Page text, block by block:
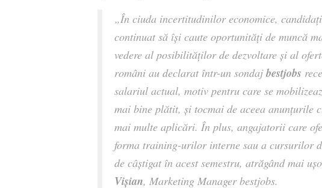
„În ciuda incertitudinilor economice,
continuat să își caute oportunități de muncă
vedere al posibilităților de dezvoltare și al
români au declarat într-un sondajbestjobs
salariul actual, motiv pentru care se
mai bine plătit, și tocmai de aceea anunțurile
mai multe aplicări. În plus, angajatorii care
forma training-urilor interne sau a cursurilor
de câștigat în acest semestru, atrăgând mai
Vișian, Marketing Manager bestjobs.